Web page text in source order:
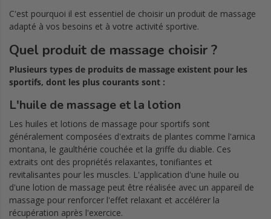
C'est pourquoi il est essentiel de choisir un produit de massage
adapté à vos besoins et à votre activité sportive.
Quel produit de massage choisir ?
Plusieurs types de produits de massage existent pour les
sportifs, dont les plus courants sont :
L'huile de massage et la lotion
Les huiles et lotions de massage pour sportifs sont
généralement composées d'extraits de plantes comme l'arnica
montana, le gaulthérie couchée et la griffe du diable. Ces
extraits ont des propriétés relaxantes, tonifiantes et
revitalisantes pour les muscles. L'application d'une huile ou
d'une lotion de massage peut être réalisée avec un appareil de
massage pour renforcer l'effet relaxant et accélérer la
récupération après l'exercice.